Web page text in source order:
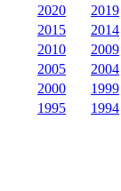
2020
2019
2015
2014
2010
2009
2005
2004
2000
1999
1995
1994